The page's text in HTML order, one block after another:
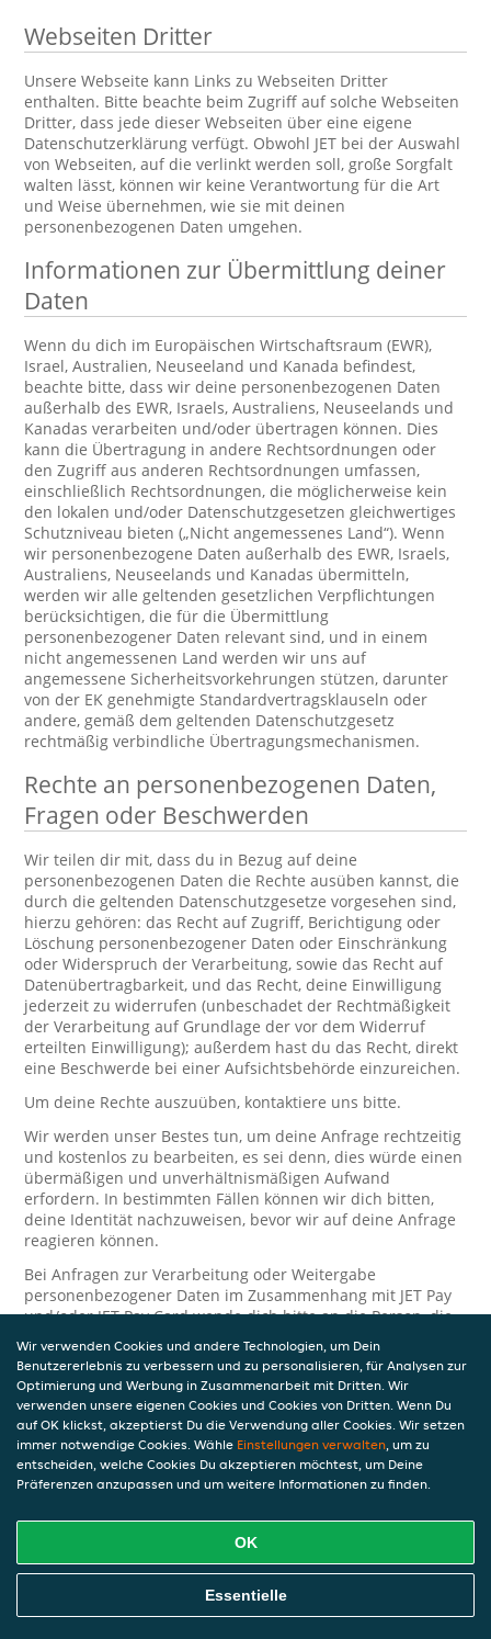
Webseiten Dritter
Unsere Webseite kann Links zu Webseiten Dritter
enthalten. Bitte beachte beim Zugriff auf solche Webseiten
Dritter, dass jede dieser Webseiten über eine eigene
Datenschutzerklärung verfügt. Obwohl JET bei der Auswahl
von Webseiten, auf die verlinkt werden soll, große Sorgfalt
walten lässt, können wir keine Verantwortung für die Art
und Weise übernehmen, wie sie mit deinen
personenbezogenen Daten umgehen.
Informationen zur Übermittlung deiner
Daten
Wenn du dich im Europäischen Wirtschaftsraum (EWR),
Israel, Australien, Neuseeland und Kanada befindest,
beachte bitte, dass wir deine personenbezogenen Daten
außerhalb des EWR, Israels, Australiens, Neuseelands und
Kanadas verarbeiten und/oder übertragen können. Dies
kann die Übertragung in andere Rechtsordnungen oder
den Zugriff aus anderen Rechtsordnungen umfassen,
einschließlich Rechtsordnungen, die möglicherweise kein
den lokalen und/oder Datenschutzgesetzen gleichwertiges
Schutzniveau bieten („Nicht angemessenes Land“). Wenn
wir personenbezogene Daten außerhalb des EWR, Israels,
Australiens, Neuseelands und Kanadas übermitteln,
werden wir alle geltenden gesetzlichen Verpflichtungen
berücksichtigen, die für die Übermittlung
personenbezogener Daten relevant sind, und in einem
nicht angemessenen Land werden wir uns auf
angemessene Sicherheitsvorkehrungen stützen, darunter
von der EK genehmigte Standardvertragsklauseln oder
andere, gemäß dem geltenden Datenschutzgesetz
rechtmäßig verbindliche Übertragungsmechanismen.
Rechte an personenbezogenen Daten,
Fragen oder Beschwerden
Wir teilen dir mit, dass du in Bezug auf deine
personenbezogenen Daten die Rechte ausüben kannst, die
durch die geltenden Datenschutzgesetze vorgesehen sind,
hierzu gehören: das Recht auf Zugriff, Berichtigung oder
Löschung personenbezogener Daten oder Einschränkung
oder Widerspruch der Verarbeitung, sowie das Recht auf
Datenübertragbarkeit, und das Recht, deine Einwilligung
jederzeit zu widerrufen (unbeschadet der Rechtmäßigkeit
der Verarbeitung auf Grundlage der vor dem Widerruf
erteilten Einwilligung); außerdem hast du das Recht, direkt
eine Beschwerde bei einer Aufsichtsbehörde einzureichen.
Um deine Rechte auszuüben, kontaktiere uns bitte.
Wir werden unser Bestes tun, um deine Anfrage rechtzeitig
und kostenlos zu bearbeiten, es sei denn, dies würde einen
übermäßigen und unverhältnismäßigen Aufwand
erfordern. In bestimmten Fällen können wir dich bitten,
deine Identität nachzuweisen, bevor wir auf deine Anfrage
reagieren können.
Bei Anfragen zur Verarbeitung oder Weitergabe
personenbezogener Daten im Zusammenhang mit JET Pay
und/oder JET Pay Card wende dich bitte an die Person, die
dir das JET Pay-Guthaben gewährt (das kann dein
Arbeitgeber, Geschäftspartner usw. sein). Dies ist
erforderlich, da JET und die Person, die dir das Guthaben
gewährt, eine separate Verantwortung für die Verarbeitung
und den Schutz deiner personenbezogenen Daten haben.
Solltest du weitere Fragen oder Beschwerden in Bezug auf
die Verarbeitung deiner personenbezogenen Daten haben,
kontaktieren wir dich gerne. Wir würden uns auch über
Tipps oder Vorschläge zur Verbesserung unserer Erklärung
Sicherheit
Wir verwenden Cookies und andere Technologien, um Dein
Benutzererlebnis zu verbessern und zu personalisieren, für Analysen zur
Optimierung und Werbung in Zusammenarbeit mit Dritten. Wir
verwenden unsere eigenen Cookies und Cookies von Dritten. Wenn Du
auf OK klickst, akzeptierst Du die Verwendung aller Cookies. Wir setzen
immer notwendige Cookies. Wähle Einstellungen verwalten, um zu
entscheiden, welche Cookies Du akzeptieren möchtest, um Deine
Präferenzen anzupassen und um weitere Informationen zu finden.
OK
Essentielle